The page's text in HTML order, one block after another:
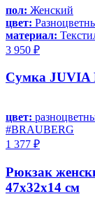
пол: Женский
цвет:
материал:
3 950 ₽
Сумка JUVIA
цвет:
#BRAUBERG
1 377 ₽
Рюкзак
47х32х14 см